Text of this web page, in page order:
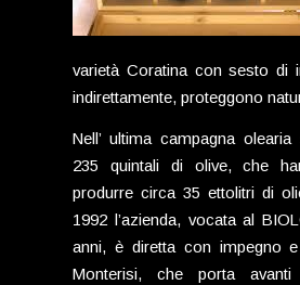
varietà Coratina con sesto di
indirettamente, proteggono
Nell’ ultima campagna
235 quintali di olive, che
produrre circa 35 ettolitri di
1992 l’azienda, vocata al
anni, è diretta con impegno
Monterisi, che porta